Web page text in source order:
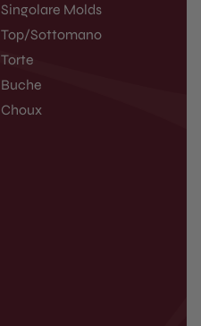
Singolare Molds
Top/Sottomano
Torte
Buche
Choux